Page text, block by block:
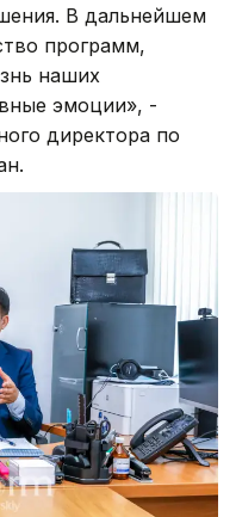
В дальнейшем
программ,
наших
эмоции», -
директора по